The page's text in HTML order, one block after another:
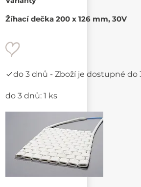
Žíhací dečka 200 x 126 mm, 30V
do 3 dnů - Zboží je dostupné do
do 3 dnů: 1 ks